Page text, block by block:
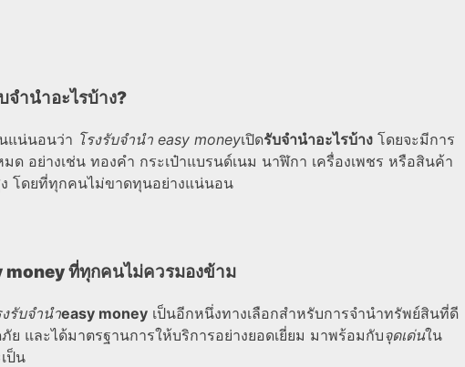
จำนำอะไรบ้าง?
แน่นอนว่า โรงรับจํานํา easy moneyเปิดรับจํานําอะไรบ้าง โดยจะมีการ
ด อย่างเช่น ทองคำ กระเป๋าแบรนด์เนม นาฬิกา เครื่องเพชร หรือสินค้า
โดยที่ทุกคนไม่ขาดทุนอย่างแน่นอน
moneyที่ทุกคนไม่ควรมองข้าม
งรับจํานําeasy money เป็นอีกหนึ่งทางเลือกสำหรับการจำนำทรัพย์สินที่ดี
ย และได้มาตรฐานการให้บริการอย่างยอดเยี่ยม มาพร้อมกับจุดเด่นใน
ป็น